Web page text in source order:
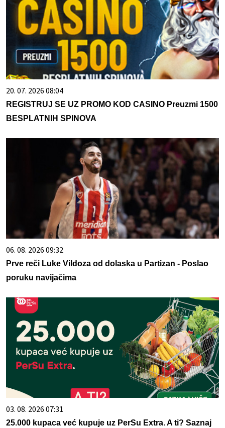
20. 07. 2026 08:04
REGISTRUJ SE UZ PROMO KOD CASINO Preuzmi 1500
BESPLATNIH SPINOVA
06. 08. 2026 09:32
Prve reči Luke Vildoza od dolaska u Partizan - Poslao
poruku navijačima
03. 08. 2026 07:31
25.000 kupaca već kupuje uz PerSu Extra. A ti? Saznaj